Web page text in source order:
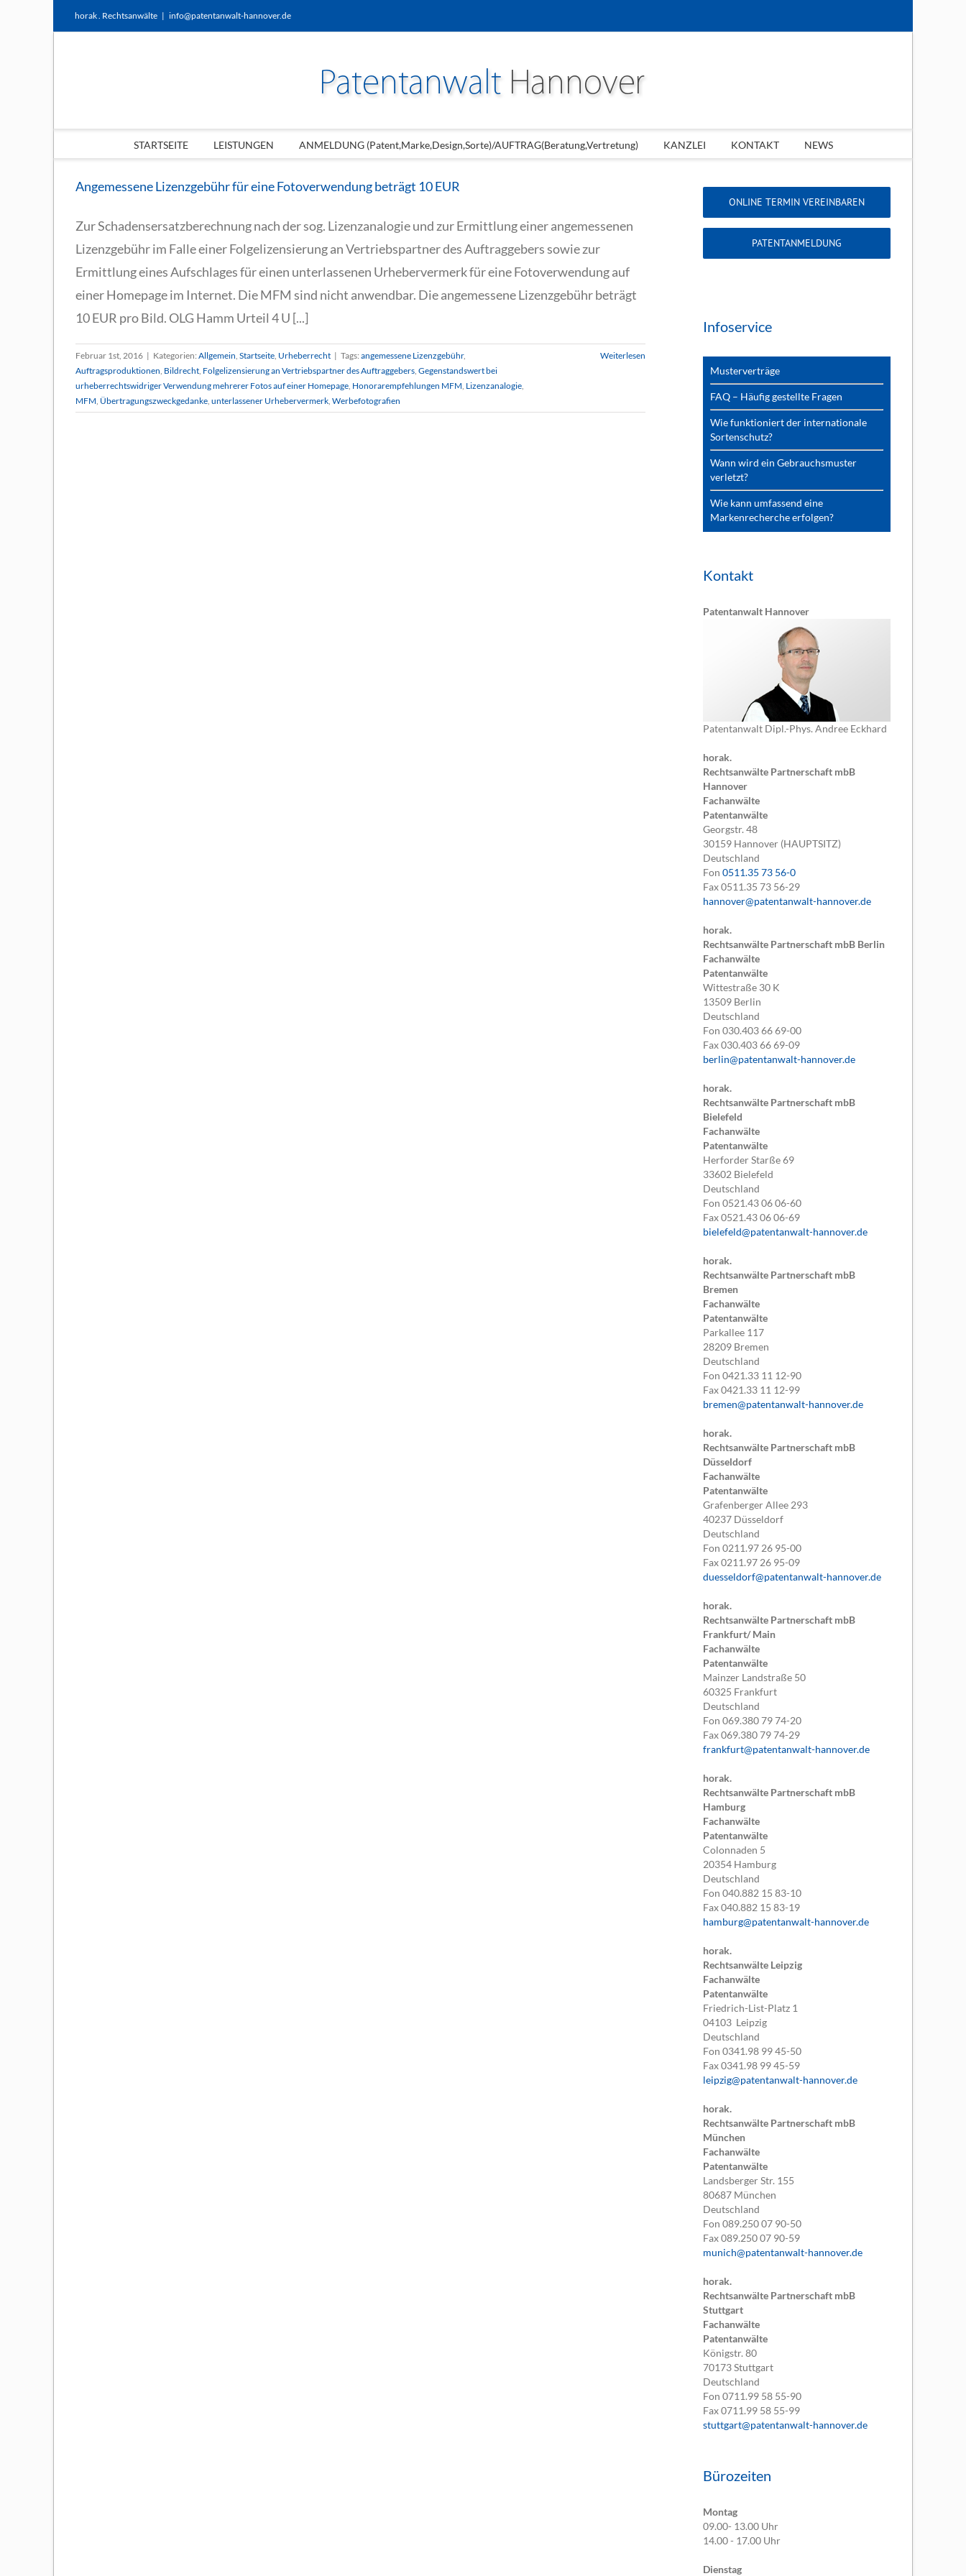
horak . Rechtsanwälte | info@patentanwalt-hannover.de
STARTSEITE LEISTUNGEN ANMELDUNG (Patent,Marke,Design,Sorte)/AUFTRAG(Beratung,Vertretung) KANZLEI KONTAKT NEWS
Angemessene Lizenzgebühr für eine Fotoverwendung beträgt 10 EUR
Zur Schadensersatzberechnung nach der sog. Lizenzanalogie und zur Ermittlung einer angemessenen
Lizenzgebühr im Falle einer Folgelizensierung an Vertriebspartner des Auftraggebers sowie zur
Ermittlung eines Aufschlages für einen unterlassenen Urhebervermerk für eine Fotoverwendung auf
einer Homepage im Internet. Die MFM sind nicht anwendbar. Die angemessene Lizenzgebühr beträgt
10 EUR pro Bild. OLG Hamm Urteil 4 U [...]
Februar 1st, 2016 | Kategorien: Allgemein, Startseite, Urheberrecht | Tags: angemessene Lizenzgebühr,
Auftragsproduktionen, Bildrecht, Folgelizensierung an Vertriebspartner des Auftraggebers, Gegenstandswert bei
urheberrechtswidriger Verwendung mehrerer Fotos auf einer Homepage, Honorarempfehlungen MFM, Lizenzanalogie,
MFM, Übertragungszweckgedanke, unterlassener Urhebervermerk, Werbefotografien
Weiterlesen
ONLINE TERMIN VEREINBAREN
PATENTANMELDUNG
Infoservice
Musterverträge
FAQ – Häufig gestellte Fragen
Wie funktioniert der internationale
Sortenschutz?
Wann wird ein Gebrauchsmuster
verletzt?
Wie kann umfassend eine
Markenrecherche erfolgen?
Kontakt
Patentanwalt Hannover
Patentanwalt Dipl.-Phys. Andree Eckhard
horak.
Rechtsanwälte Partnerschaft mbB
Hannover
Fachanwälte
Patentanwälte
Georgstr. 48
30159 Hannover (HAUPTSITZ)
Deutschland
Fon0511.35 73 56-0
Fax0511.35 73 56-29
hannover@patentanwalt-hannover.de
horak.
Rechtsanwälte Partnerschaft mbB Berlin
Fachanwälte
Patentanwälte
Wittestraße 30 K
13509 Berlin
Deutschland
Fon030.403 66 69-00
Fax030.403 66 69-09
berlin@patentanwalt-hannover.de
horak.
Rechtsanwälte Partnerschaft mbB
Bielefeld
Fachanwälte
Patentanwälte
Herforder Starße 69
33602 Bielefeld
Deutschland
Fon0521.43 06 06-60
Fax0521.43 06 06-69
bielefeld@patentanwalt-hannover.de
horak.
Rechtsanwälte Partnerschaft mbB
Bremen
Fachanwälte
Patentanwälte
Parkallee 117
28209 Bremen
Deutschland
Fon0421.33 11 12-90
Fax0421.33 11 12-99
bremen@patentanwalt-hannover.de
horak.
Rechtsanwälte Partnerschaft mbB
Düsseldorf
Fachanwälte
Patentanwälte
Grafenberger Allee 293
40237 Düsseldorf
Deutschland
Fon0211.97 26 95-00
Fax0211.97 26 95-09
duesseldorf@patentanwalt-hannover.de
horak.
Rechtsanwälte Partnerschaft mbB
Frankfurt/ Main
Fachanwälte
Patentanwälte
Mainzer Landstraße 50
60325 Frankfurt
Deutschland
Fon069.380 79 74-20
Fax069.380 79 74-29
frankfurt@patentanwalt-hannover.de
horak.
Rechtsanwälte Partnerschaft mbB
Hamburg
Fachanwälte
Patentanwälte
Colonnaden 5
20354 Hamburg
Deutschland
Fon040.882 15 83-10
Fax040.882 15 83-19
hamburg@patentanwalt-hannover.de
horak.
Rechtsanwälte Leipzig
Fachanwälte
Patentanwälte
Friedrich-List-Platz 1
04103 Leipzig
Deutschland
Fon0341.98 99 45-50
Fax0341.98 99 45-59
leipzig@patentanwalt-hannover.de
horak.
Rechtsanwälte Partnerschaft mbB
München
Fachanwälte
Patentanwälte
Landsberger Str. 155
80687 München
Deutschland
Fon089.250 07 90-50
Fax089.250 07 90-59
munich@patentanwalt-hannover.de
horak.
Rechtsanwälte Partnerschaft mbB
Stuttgart
Fachanwälte
Patentanwälte
Königstr. 80
70173Stuttgart
Deutschland
Fon0711.99 58 55-90
Fax0711.99 58 55-99
stuttgart@patentanwalt-hannover.de
Bürozeiten
Montag
09.00- 13.00 Uhr
14.00 - 17.00 Uhr
Dienstag